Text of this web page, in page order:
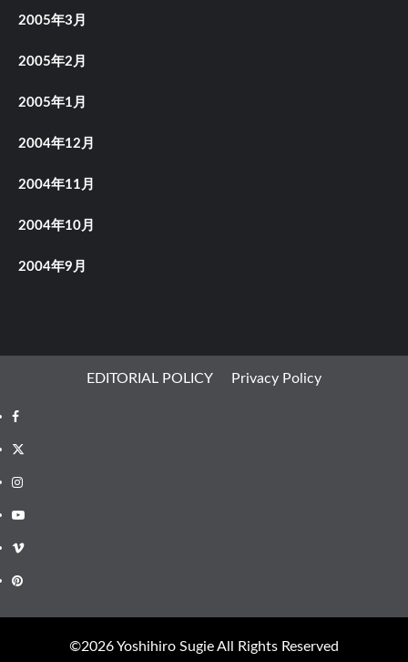
2005年3月
2005年2月
2005年1月
2004年12月
2004年11月
2004年10月
2004年9月
EDITORIAL POLICY Privacy Policy
Facebook
X
Instagram
Youtube
Vimeo
Pinterest
©︎2026 Yoshihiro Sugie All Rights Reserved